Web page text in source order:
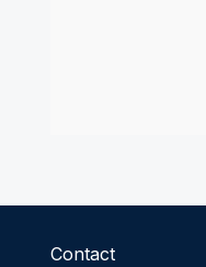
Contact